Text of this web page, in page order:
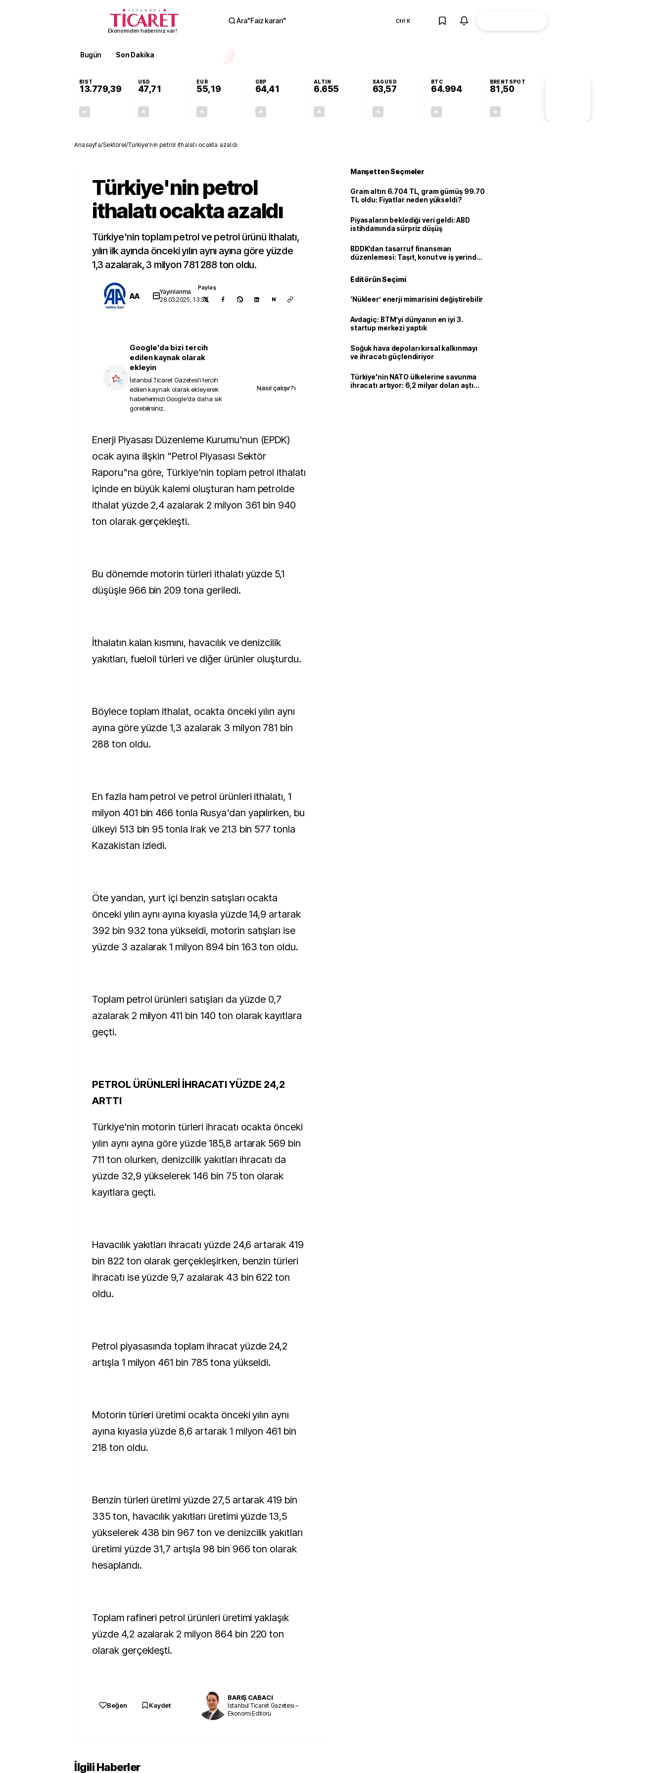
Ekonomiden haberiniz var!
Ara"Faiz kararı" Ctrl K
Bugün Son Dakika
BIST
13.779,39
USD
47,71
EUR
55,19
GBP
64,41
ALTIN
6.655
XAGUSD
63,57
BTC
64.994
BRENTSPOT
81,50
Anasayfa/Sektörel/Türkiye'nin petrol ithalatı ocakta azaldı
Türkiye'nin petrol
ithalatı ocakta azaldı
Türkiye'nin toplam petrol ve petrol ürünü ithalatı,
yılın ilk ayında önceki yılın aynı ayına göre yüzde
1,3 azalarak, 3 milyon 781 288 ton oldu.
AA
Yayınlanma
28.03.2025, 13:30
Paylaş
N
Google'da bizi tercih
edilen kaynak olarak
ekleyin
İstanbul Ticaret Gazetesi'i tercih
edilen kaynak olarak ekleyerek
haberlerimizi Google'da daha sık
görebilirsiniz.
Nasıl çalışır?›
Enerji Piyasası Düzenleme Kurumu'nun (EPDK)
ocak ayına ilişkin "Petrol Piyasası Sektör
Raporu"na göre, Türkiye'nin toplam petrol ithalatı
içinde en büyük kalemi oluşturan ham petrolde
ithalat yüzde 2,4 azalarak 2 milyon 361 bin 940
ton olarak gerçekleşti.
Bu dönemde motorin türleri ithalatı yüzde 5,1
düşüşle 966 bin 209 tona geriledi.
İthalatın kalan kısmını, havacılık ve denizcilik
yakıtları, fueloil türleri ve diğer ürünler oluşturdu.
Böylece toplam ithalat, ocakta önceki yılın aynı
ayına göre yüzde 1,3 azalarak 3 milyon 781 bin
288 ton oldu.
En fazla ham petrol ve petrol ürünleri ithalatı, 1
milyon 401 bin 466 tonla Rusya'dan yapılırken, bu
ülkeyi 513 bin 95 tonla Irak ve 213 bin 577 tonla
Kazakistan izledi.
Öte yandan, yurt içi benzin satışları ocakta
önceki yılın aynı ayına kıyasla yüzde 14,9 artarak
392 bin 932 tona yükseldi, motorin satışları ise
yüzde 3 azalarak 1 milyon 894 bin 163 ton oldu.
Toplam petrol ürünleri satışları da yüzde 0,7
azalarak 2 milyon 411 bin 140 ton olarak kayıtlara
geçti.
PETROL ÜRÜNLERİ İHRACATI YÜZDE 24,2
ARTTI
Türkiye'nin motorin türleri ihracatı ocakta önceki
yılın aynı ayına göre yüzde 185,8 artarak 569 bin
711 ton olurken, denizcilik yakıtları ihracatı da
yüzde 32,9 yükselerek 146 bin 75 ton olarak
kayıtlara geçti.
Havacılık yakıtları ihracatı yüzde 24,6 artarak 419
bin 822 ton olarak gerçekleşirken, benzin türleri
ihracatı ise yüzde 9,7 azalarak 43 bin 622 ton
oldu.
Petrol piyasasında toplam ihracat yüzde 24,2
artışla 1 milyon 461 bin 785 tona yükseldi.
Motorin türleri üretimi ocakta önceki yılın aynı
ayına kıyasla yüzde 8,6 artarak 1 milyon 461 bin
218 ton oldu.
Benzin türleri üretimi yüzde 27,5 artarak 419 bin
335 ton, havacılık yakıtları üretimi yüzde 13,5
yükselerek 438 bin 967 ton ve denizcilik yakıtları
üretimi yüzde 31,7 artışla 98 bin 966 ton olarak
hesaplandı.
Toplam rafineri petrol ürünleri üretimi yaklaşık
yüzde 4,2 azalarak 2 milyon 864 bin 220 ton
olarak gerçekleşti.
Beğen Kaydet
BARIŞ CABACI
İstanbul Ticaret Gazetesi –
Ekonomi Editörü
Manşetten Seçmeler
Gram altın 6.704 TL, gram gümüş 99.70
TL oldu: Fiyatlar neden yükseldi?
Piyasaların beklediği veri geldi: ABD
istihdamında sürpriz düşüş
BDDK’dan tasarruf finansman
düzenlemesi: Taşıt, konut ve iş yerinde
Editörün Seçimi
‘Nükleer’ enerji mimarisini değiştirebilir
Avdagiç: BTM’yi dünyanın en iyi 3.
startup merkezi yaptık
Soğuk hava depoları kırsal kalkınmayı
ve ihracatı güçlendiriyor
Türkiye'nin NATO ülkelerine savunma
ihracatı artıyor: 6,2 milyar doları aştı
İlgili Haberler